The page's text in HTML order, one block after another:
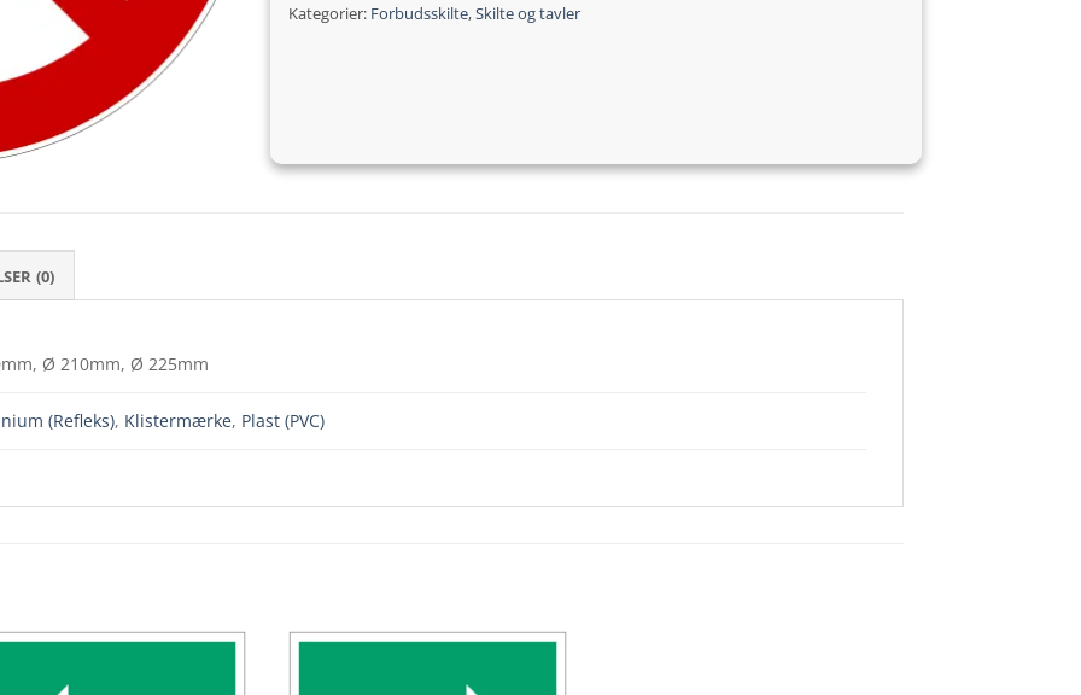
Kategorier: Forbudsskilte,Skilte og tavler
(0)
Ø 210mm, Ø 225mm
(Refleks), Klistermærke, Plast (PVC)